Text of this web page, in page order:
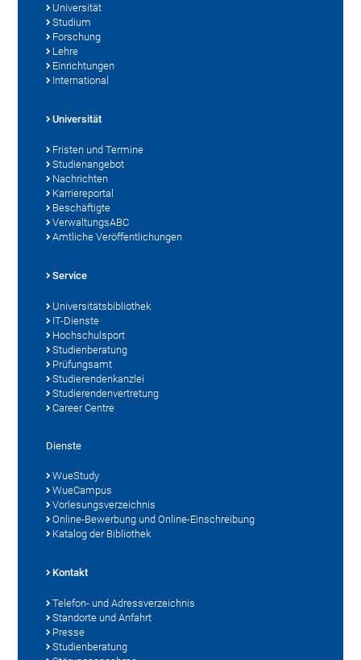
Universität
Studium
Forschung
Lehre
Einrichtungen
International
Universität
Fristen und Termine
Studienangebot
Nachrichten
Karriereportal
Beschäftigte
VerwaltungsABC
Amtliche Veröffentlichungen
Service
Universitätsbibliothek
IT-Dienste
Hochschulsport
Studienberatung
Prüfungsamt
Studierendenkanzlei
Studierendenvertretung
Career Centre
Dienste
WueStudy
WueCampus
Vorlesungsverzeichnis
Online-Bewerbung und Online-Einschreibung
Katalog der Bibliothek
Kontakt
Telefon- und Adressverzeichnis
Standorte und Anfahrt
Presse
Studienberatung